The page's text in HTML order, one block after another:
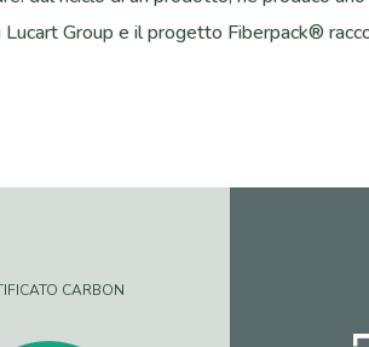
Group e il progetto Fiberpack®
CARBON